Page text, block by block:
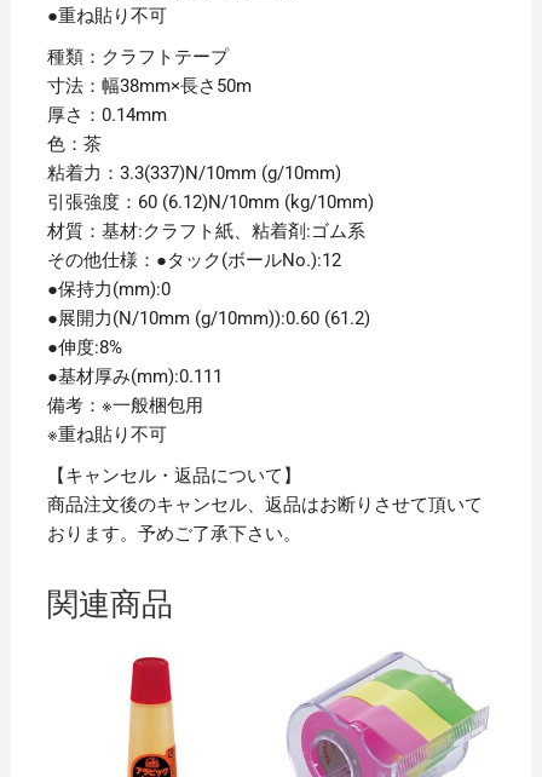
●重ね貼り不可
種類：クラフトテープ
寸法：幅38mm×長さ50m
厚さ：0.14mm
色：茶
粘着力：3.3(337)N/10mm (g/10mm)
引張強度：60 (6.12)N/10mm (kg/10mm)
材質：基材:クラフト紙、粘着剤:ゴム系
その他仕様：●タック(ボールNo.):12
●保持力(mm):0
●展開力(N/10mm (g/10mm)):0.60 (61.2)
●伸度:8%
●基材厚み(mm):0.111
備考：※一般梱包用
※重ね貼り不可
【キャンセル・返品について】
商品注文後のキャンセル、返品はお断りさせて頂いて
おります。予めご了承下さい。
関連商品